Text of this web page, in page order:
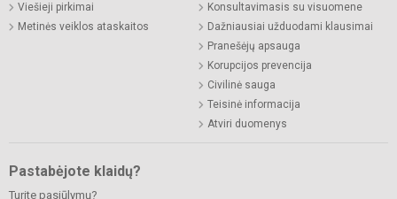
Viešieji pirkimai
Metinės veiklos ataskaitos
Konsultavimasis su visuomene
Dažniausiai užduodami klausimai
Pranešėjų apsauga
Korupcijos prevencija
Civilinė sauga
Teisinė informacija
Atviri duomenys
Pastabėjote klaidų?
Turite pasiūlymų?